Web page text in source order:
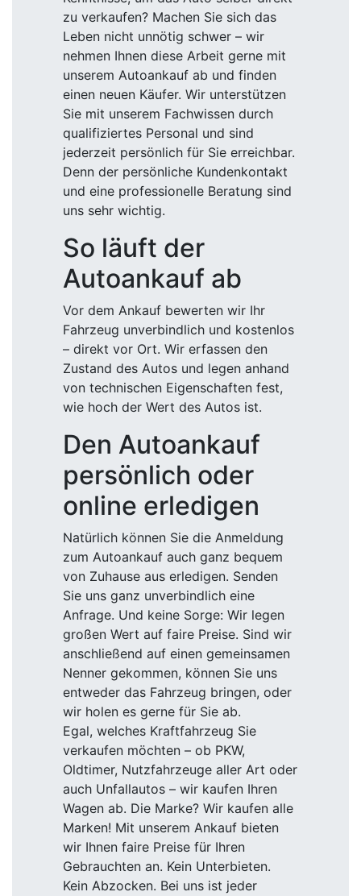
zu verkaufen? Machen Sie sich das
Leben nicht unnötig schwer – wir
nehmen Ihnen diese Arbeit gerne mit
unserem Autoankauf ab und finden
einen neuen Käufer. Wir unterstützen
Sie mit unserem Fachwissen durch
qualifiziertes Personal und sind
jederzeit persönlich für Sie erreichbar.
Denn der persönliche Kundenkontakt
und eine professionelle Beratung sind
uns sehr wichtig.
So läuft der
Autoankauf ab
Vor dem Ankauf bewerten wir Ihr
Fahrzeug unverbindlich und kostenlos
– direkt vor Ort. Wir erfassen den
Zustand des Autos und legen anhand
von technischen Eigenschaften fest,
wie hoch der Wert des Autos ist.
Den Autoankauf
persönlich oder
online erledigen
Natürlich können Sie die Anmeldung
zum Autoankauf auch ganz bequem
von Zuhause aus erledigen. Senden
Sie uns ganz unverbindlich eine
Anfrage. Und keine Sorge: Wir legen
großen Wert auf faire Preise. Sind wir
anschließend auf einen gemeinsamen
Nenner gekommen, können Sie uns
entweder das Fahrzeug bringen, oder
wir holen es gerne für Sie ab.
Egal, welches Kraftfahrzeug Sie
verkaufen möchten – ob PKW,
Oldtimer, Nutzfahrzeuge aller Art oder
auch Unfallautos – wir kaufen Ihren
Wagen ab. Die Marke? Wir kaufen alle
Marken! Mit unserem Ankauf bieten
wir Ihnen faire Preise für Ihren
Gebrauchten an. Kein Unterbieten.
Kein Abzocken. Bei uns ist jeder